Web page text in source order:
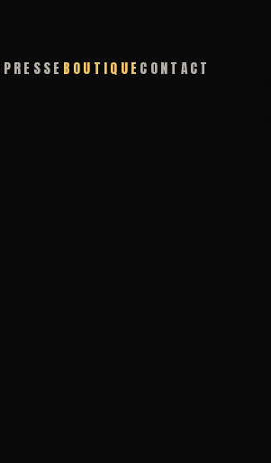
PRESSE BOUTIQUE CONTACT